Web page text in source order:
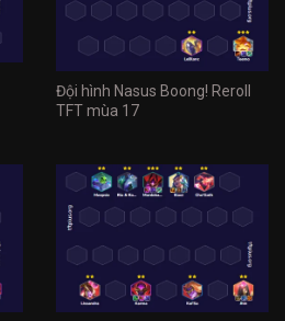
Đội hình Nasus Boong! Reroll
TFT mùa 17